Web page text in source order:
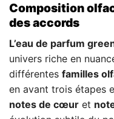
Composition
des accords
L’eau de parfum
univers riche en
différentes familles
en avant trois étapes
notes de cœur et